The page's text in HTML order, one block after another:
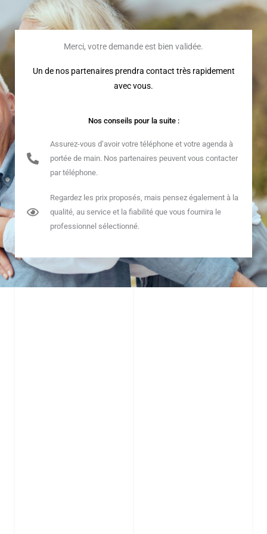
contenu
Merci, votre demande est bien validée.
Un de nos partenaires prendra contact très rapidement
avec vous.
Nos conseils pour la suite :
Assurez-vous d’avoir votre téléphone et votre agenda à
portée de main. Nos partenaires peuvent vous contacter
par téléphone.
Regardez les prix proposés, mais pensez également à la
qualité, au service et la fiabilité que vous fournira le
professionnel sélectionné.